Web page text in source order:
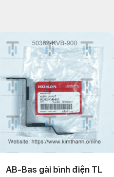
AB-Bas gài bình điện TL